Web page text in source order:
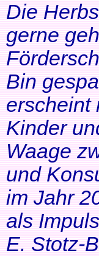
Die
gerne
Bin
erscheint
Kinder
Waage
und
im Jahr
als
E. Stotz-